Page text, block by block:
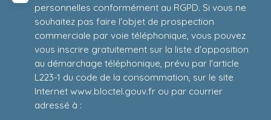
personnelles conformément au RGPD. Si vous ne
souhaitez pas faire l'objet de prospection
commerciale par voie téléphonique, vous pouvez
vous inscrire gratuitement sur la liste d'opposition
au démarchage téléphonique, prévu par l'article
L223-1 du code de la consommation, sur le site
Internet www.bloctel.gouv.fr ou par courrier
adressé à :